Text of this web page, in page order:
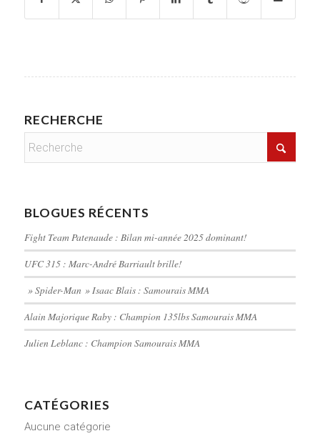
RECHERCHE
BLOGUES RÉCENTS
Fight Team Patenaude : Bilan mi-année 2025 dominant!
UFC 315 : Marc-André Barriault brille!
» Spider-Man » Isaac Blais : Samourais MMA
Alain Majorique Raby : Champion 135lbs Samourais MMA
Julien Leblanc : Champion Samourais MMA
CATÉGORIES
Aucune catégorie